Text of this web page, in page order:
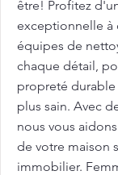
être! Profitez
exceptionnelle à
équipes de
chaque détail,
propreté
plus sain. Avec
nous vous
de votre maison
immobilier.